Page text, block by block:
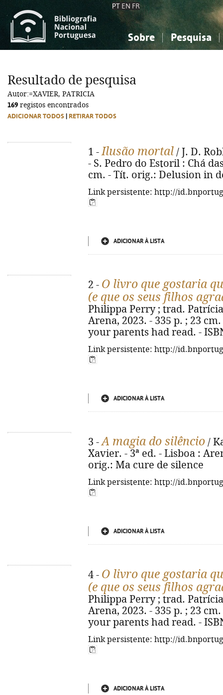
PT EN FR
Sobre Pesquisa
Ciências sociais...
Ciências sociais...
Resultado de pesquisa
Autor:=XAVIER, PATRICIA
169 registos encontrados
ADICIONAR TODOS RETIRAR TODOS
1 -Ilusão mortal / J. D.
- S. Pedro do Estoril : Chá
cm. - Tít. orig.: Delusion in
Link persistente: http://
ADICIONAR À LISTA
2 - O livro que gostaria
(e que os seus filhos
Philippa Perry ; trad.
Arena, 2023. - 335 p. ; 23
your parents had read. -
Link persistente: http://
ADICIONAR À LISTA
3 -A magia do silêncio /
Xavier. - 3ª ed. - Lisboa :
orig.: Ma cure de silence
Link persistente: http://
ADICIONAR À LISTA
4 - O livro que gostaria
(e que os seus filhos
Philippa Perry ; trad.
Arena, 2023. - 335 p. ; 23
your parents had read. -
Link persistente: http://
ADICIONAR À LISTA